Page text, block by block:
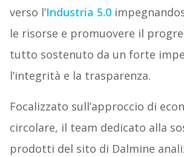
verso l’Industria 5.0
le risorse e promuovere il
tutto sostenuto da un forte
l’integrità e la trasparenza.
Focalizzato sull’approccio di
circolare, il team dedicato alla
prodotti del sito di Dalmine